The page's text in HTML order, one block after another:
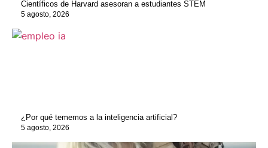
Científicos de Harvard asesoran a estudiantes STEM
5 agosto, 2026
¿Por qué tememos a la inteligencia artificial?
5 agosto, 2026